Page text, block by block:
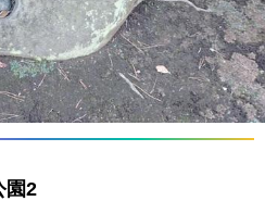
園2